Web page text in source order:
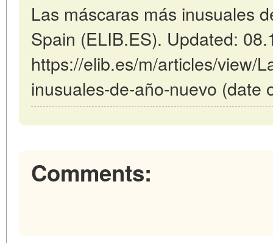
Las máscaras más inusuales
Spain (ELIB.ES). Updated:
https://elib.es/m/articles/view/
inusuales-de-año-nuevo (date
Comments: